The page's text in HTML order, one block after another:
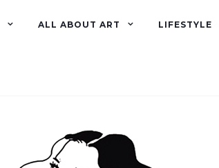
ALL ABOUT ART LIFESTYLE